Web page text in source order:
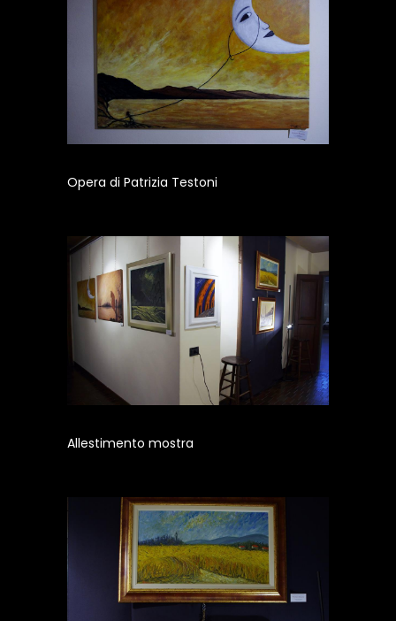
Opera di Patrizia Testoni
Allestimento mostra